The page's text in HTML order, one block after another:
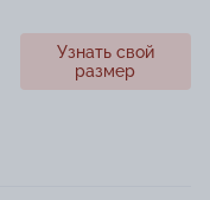
Узнать свой
размер